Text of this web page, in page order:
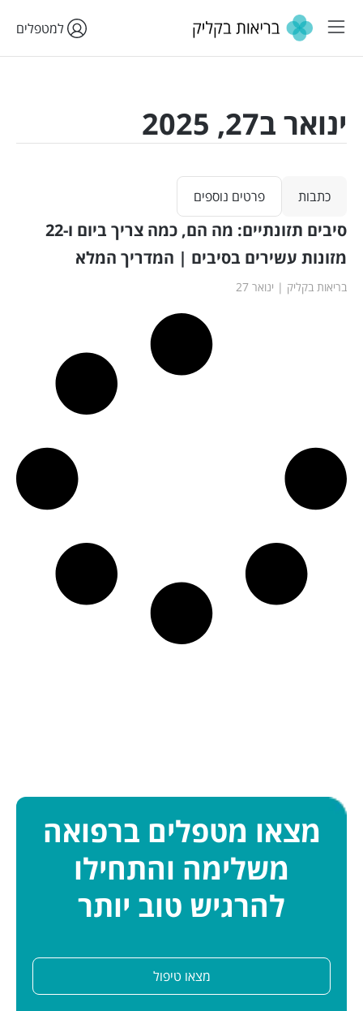
למטפלים
ינואר ב27, 2025
כתבות פרטים נוספים
סיבים תזונתיים: מה הם, כמה צריך ביום ו-22
מזונות עשירים בסיבים | המדריך המלא
בריאות בקליק ינואר 27
מצאו מטפלים ברפואה
משלימה והתחילו
להרגיש טוב יותר
מצאו טיפול